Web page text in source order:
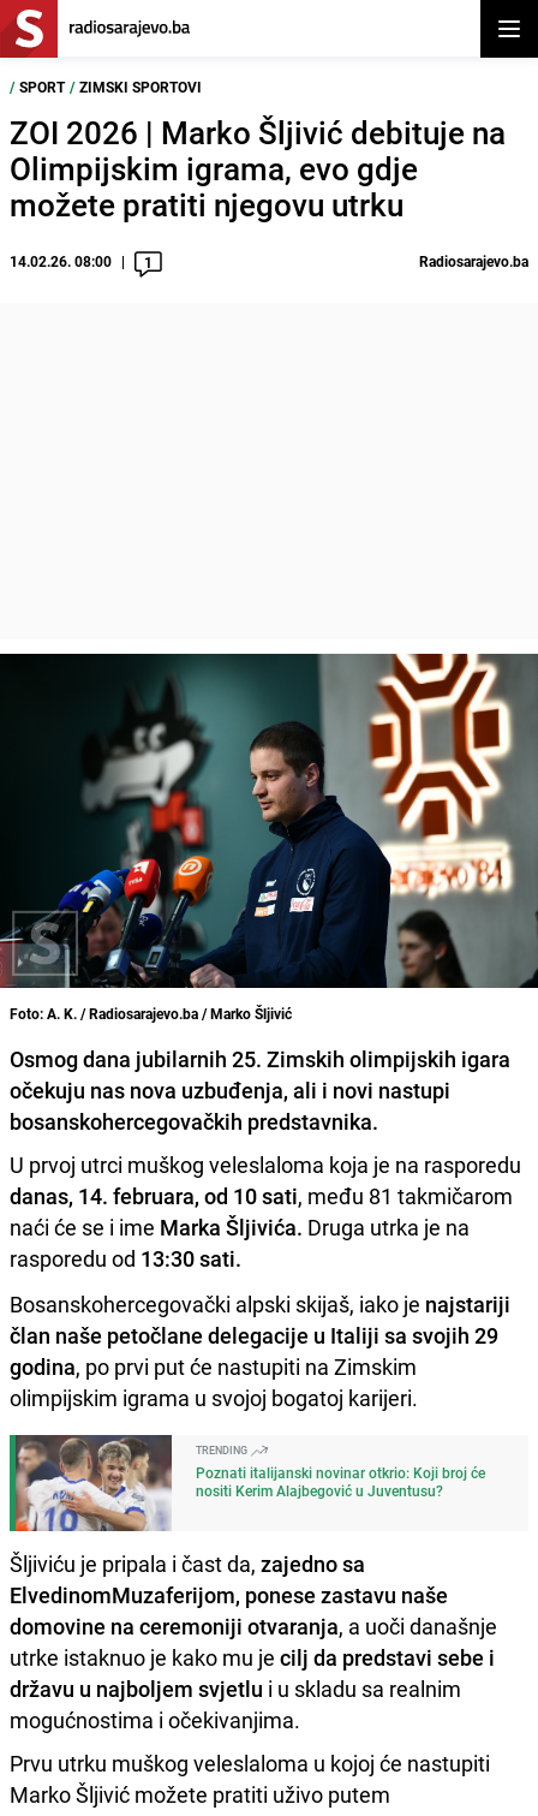
/ SPORT / ZIMSKI SPORTOVI
ZOI 2026 | Marko Šljivić debituje na
Olimpijskim igrama, evo gdje
možete pratiti njegovu utrku
14.02.26. 08:00 1 Radiosarajevo.ba
Foto: A. K. / Radiosarajevo.ba / Marko Šljivić
Osmog dana jubilarnih 25. Zimskih olimpijskih igara
očekuju nas nova uzbuđenja, ali i novi nastupi
bosanskohercegovačkih predstavnika.
U prvoj utrci muškog veleslaloma koja je na rasporedu
danas, 14. februara, od 10 sati, među 81 takmičarom
naći će se i ime Marka Šljivića. Druga utrka je na
rasporedu od 13:30 sati.
Bosanskohercegovački alpski skijaš, iako je najstariji
član naše petočlane delegacije u Italiji sa svojih 29
godina, po prvi put će nastupiti na Zimskim
olimpijskim igrama u svojoj bogatoj karijeri.
TRENDING
Poznati italijanski novinar otkrio: Koji broj će
nositi Kerim Alajbegović u Juventusu?
Šljiviću je pripala i čast da, zajedno sa
ElvedinomMuzaferijom, ponese zastavu naše
domovine na ceremoniji otvaranja, a uoči današnje
utrke istaknuo je kako mu je cilj da predstavi sebe i
državu u najboljem svjetlu i u skladu sa realnim
mogućnostima i očekivanjima.
Prvu utrku muškog veleslaloma u kojoj će nastupiti
Marko Šljivić možete pratiti uživo putem